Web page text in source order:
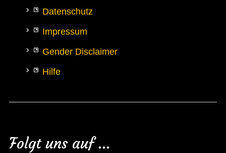
Datenschutz
Impressum
Gender Disclaimer
Hilfe
Folgt uns auf ...